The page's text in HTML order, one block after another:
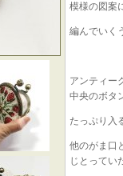
模様の図案
編んでいく
アンティー
中央のボタ
たっぷり入
他のがま口
じとってい